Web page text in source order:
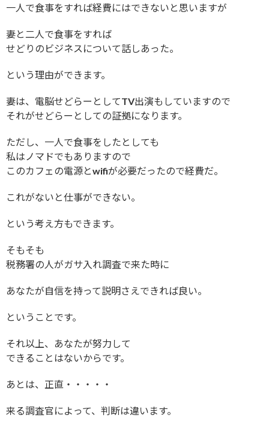
一人で食事をすれば経費にはできないと思いますが
妻と二人で食事をすれば
せどりのビジネスについて話しあった。
という理由ができます。
妻は、電脳せどらーとしてTV出演もしていますので
それがせどらーとしての証拠になります。
ただし、一人で食事をしたとしても
私はノマドでもありますので
このカフェの電源とwifiが必要だったので経費だ。
これがないと仕事ができない。
という考え方もできます。
そもそも
税務署の人がガサ入れ調査で来た時に
あなたが自信を持って説明さえできれば良い。
ということです。
それ以上、あなたが努力して
できることはないからです。
あとは、正直・・・・・
来る調査官によって、判断は違います。